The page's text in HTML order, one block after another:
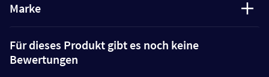
Marke
Für dieses Produkt gibt es noch keine
Bewertungen